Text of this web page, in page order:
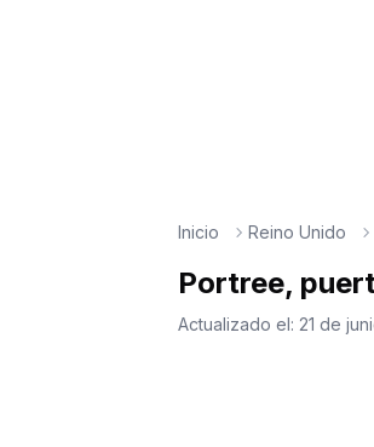
Inicio Reino Unido
Portree,
Actualizado el: 21 de